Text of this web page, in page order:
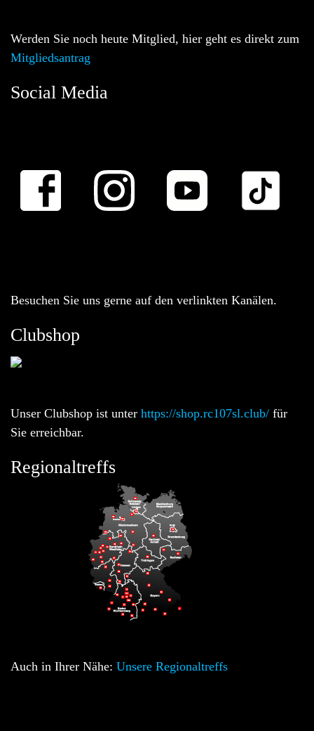
Werden Sie noch heute Mitglied, hier geht es direkt zum
Mitgliedsantrag
Social Media
Besuchen Sie uns gerne auf den verlinkten Kanälen.
Clubshop
Unser Clubshop ist unter https://shop.rc107sl.club/ für
Sie erreichbar.
Regionaltreffs
Auch in Ihrer Nähe: Unsere Regionaltreffs